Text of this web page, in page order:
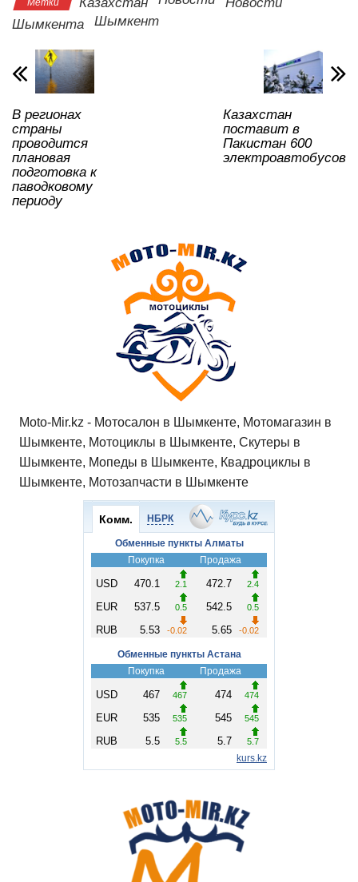
A
p
p
b
o
o
k
и
ть
Шымкента
Шымкент
В регионах
страны
проводится
плановая
подготовка к
паводковому
периоду
Казахстан
поставит в
Пакистан 600
электроавтобусов
Moto-Mir.kz - Мотосалон в Шымкенте, Мотомагазин в
Шымкенте, Мотоциклы в Шымкенте, Скутеры в
Шымкенте, Мопеды в Шымкенте, Квадроциклы в
Шымкенте, Мотозапчасти в Шымкенте